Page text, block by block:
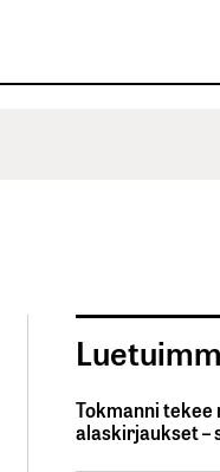
Tokmanni
alaskirjaukset –